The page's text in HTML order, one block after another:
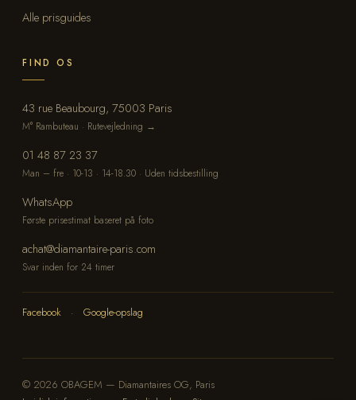
Alle prisguides
FIND OS
43 rue Beaubourg, 75003 Paris
M° Rambuteau · Rutevejledning →
01 48 87 23 37
Man – fre · 10-13 · 14-18.30 · Uden tidsbestilling
WhatsApp
Første prisestimat baseret på foto
achat@diamantaire-paris.com
Svar inden for 24 timer
Facebook · Google-opslag
© 2026 OBAGEM — Diamantaires OG, Paris